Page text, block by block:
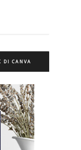
DI CANVA